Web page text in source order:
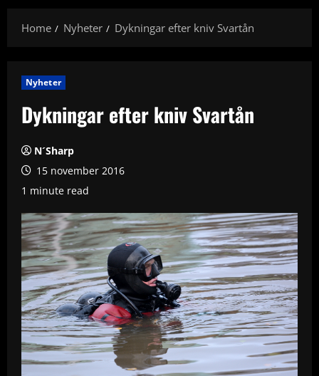
Home
Nyheter Dykningar efter kniv Svartån
Nyheter
Dykningar efter kniv Svartån
N´Sharp
15 november 2016
1 minute read